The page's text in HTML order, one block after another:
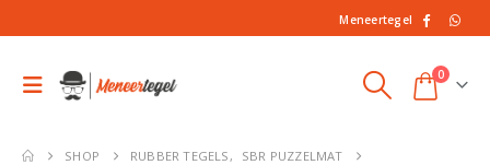
Meneertegel
0
SHOP RUBBER TEGELS,
SBR PUZZELMAT